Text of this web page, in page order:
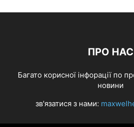
ПРО НАС
Багато корисної інфорації по
новини
зв'язатися з нами: